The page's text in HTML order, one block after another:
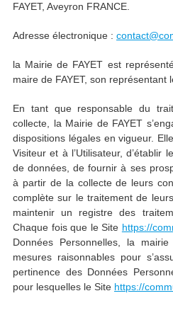
FAYET, Aveyron FRANCE.
Adresse électronique :
la Mairie de FAYET est
maire de FAYET, son représentant
En tant que responsable du
collecte, la Mairie de FAYET
dispositions légales en vigueur.
Visiteur et à l’Utilisateur, d’établir
de données, de fournir à ses
à partir de la collecte de leurs
complète sur le traitement de
maintenir un registre des
Chaque fois que le Site https://
Données Personnelles, la
mesures raisonnables pour
pertinence des Données
pour lesquelles le Site https://